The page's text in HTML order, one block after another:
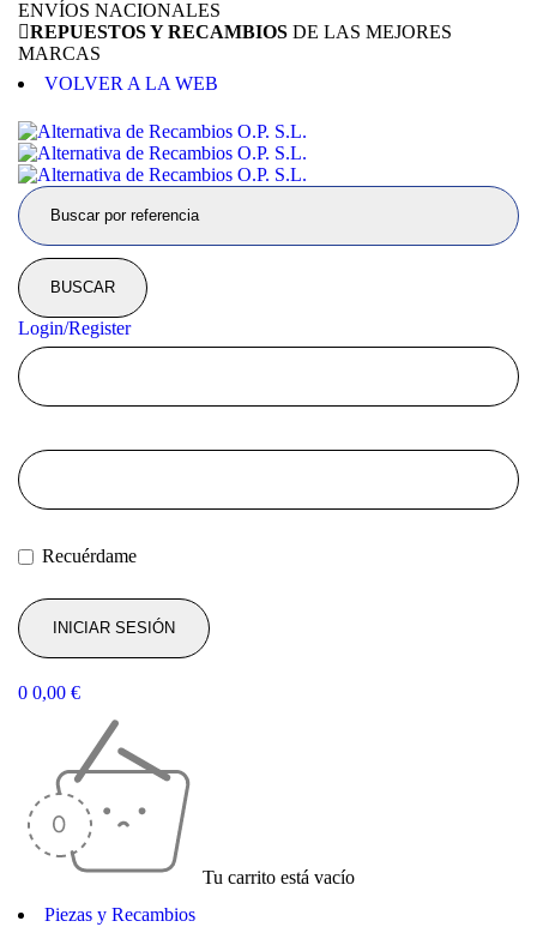
ENVÍOS NACIONALES
REPUESTOS Y RECAMBIOS DE LAS MEJORES
MARCAS
VOLVER A LA WEB
Login/Register
Recuérdame
0 0,00 €
Tu carrito está vacío
Piezas y Recambios